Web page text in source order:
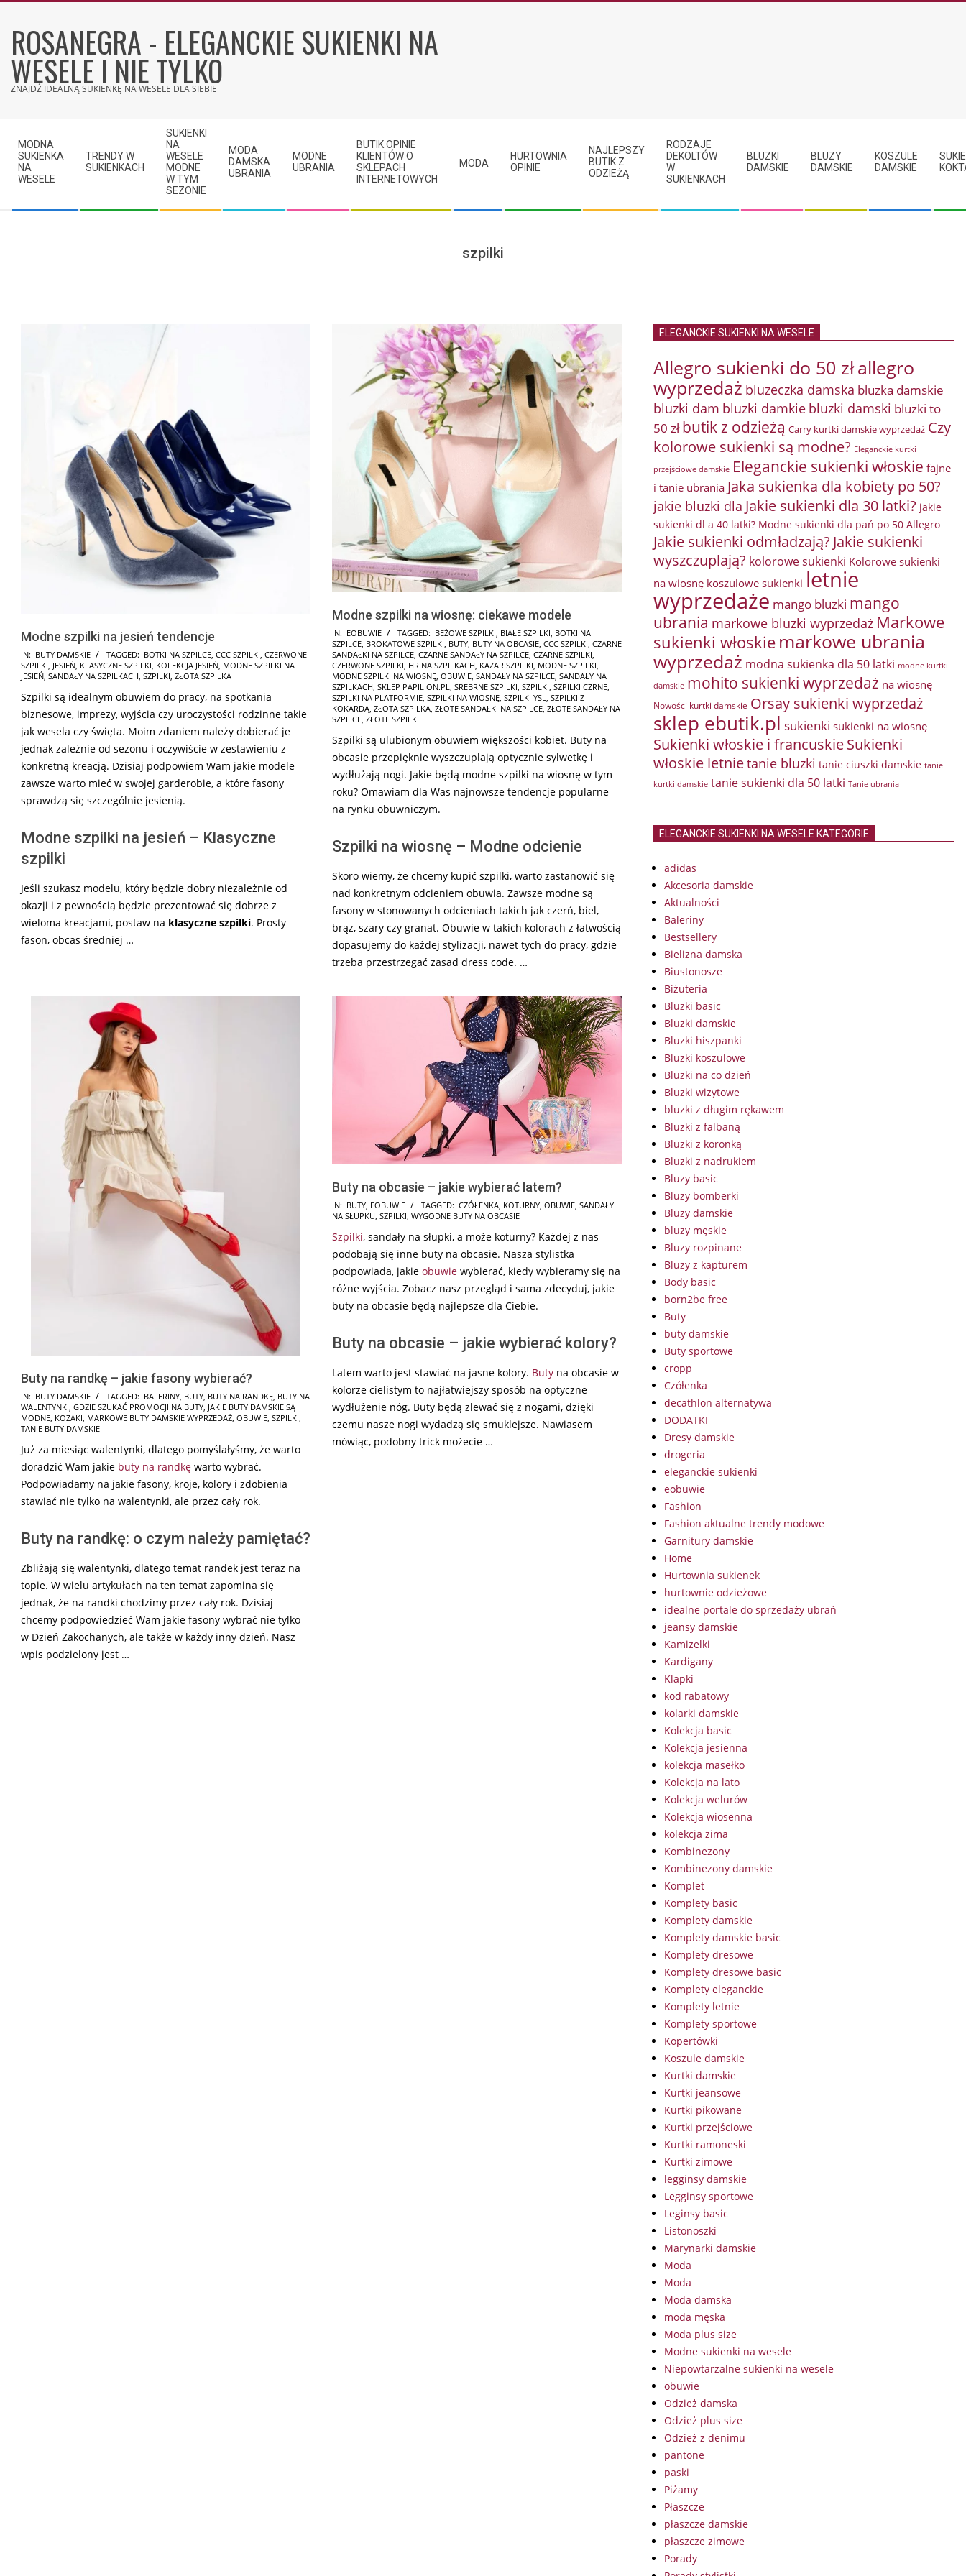
contentROSANEGRA - ELEGANCKIE SUKIENKI NA
WESELE I NIE TYLKO
ZNAJDŹ IDEALNĄ SUKIENKĘ NA WESELE DLA SIEBIE
Navigation
Menu
MODNA
SUKIENKA
NA
WESELE
TRENDY W
SUKIENKACH
SUKIENKI
NA
WESELE
MODNE
W TYM
SEZONIE
MODA
DAMSKA
UBRANIA
MODNE
UBRANIA
BUTIK OPINIE
KLIENTÓW O
SKLEPACH
INTERNETOWYCH
MODA
HURTOWNIA
OPINIE
NAJLEPSZY
BUTIK Z
ODZIEŻĄ
RODZAJE
DEKOLTÓW
W
SUKIENKACH
BLUZKI
DAMSKIE
BLUZY
DAMSKIE
KOSZULE
DAMSKIE
szpilki
Modne szpilki na jesień tendencje
2025-
07-
IN: BUTY DAMSKIE TAGGED: BOTKI NA SZPILCE, CCC SZPILKI, CZERWONE
SZPILKI, JESIEŃ, KLASYCZNE SZPILKI, KOLEKCJA JESIEŃ, MODNE SZPILKI NA
JESIEŃ, SANDAŁY NA SZPILKACH, SZPILKI, ZŁOTA SZPILKA
Szpilki są idealnym obuwiem do pracy, na spotkania
biznesowe, imprezy, wyjścia czy uroczystości rodzinne takie
jak wesela czy święta. Moim zdaniem należy dobierać je
jednak zależnie od sezonu i oczywiście w zestawieniu z
konkretną kreacją. Dzisiaj podpowiem Wam jakie modele
zawsze warto mieć w swojej garderobie, a które fasony
sprawdzą się szczególnie jesienią.
Modne szpilki na jesień – Klasyczne
szpilki
Jeśli szukasz modelu, który będzie dobry niezależnie od
okazji i z pewnością będzie prezentować się dobrze z
wieloma kreacjami, postaw na klasyczne szpilki. Prosty
fason, obcas średniej …
Modne szpilki na wiosnę: ciekawe modele
2025-
01-
27
IN: EOBUWIE TAGGED: BEŻOWE SZPILKI, BIAŁE SZPILKI, BOTKI NA
SZPILCE, BROKATOWE SZPILKI, BUTY, BUTY NA OBCASIE, CCC SZPILKI, CZARNE
SANDAŁKI NA SZPILCE, CZARNE SANDAŁY NA SZPILCE, CZARNE SZPILKI,
CZERWONE SZPILKI, HR NA SZPILKACH, KAZAR SZPILKI, MODNE SZPILKI,
MODNE SZPILKI NA WIOSNĘ, OBUWIE, SANDAŁY NA SZPILCE, SANDAŁY NA
SZPILKACH, SKLEP PAPILION.PL, SREBRNE SZPILKI, SZPILKI, SZPILKI CZRNE,
SZPILKI NA PLATFORMIE, SZPILKI NA WIOSNĘ, SZPILKI YSL, SZPILKI Z
KOKARDĄ, ZŁOTA SZPILKA, ZŁOTE SANDAŁKI NA SZPILCE, ZŁOTE SANDAŁY NA
SZPILCE, ZŁOTE SZPILKI
Szpilki są ulubionym obuwiem większości kobiet. Buty na
obcasie przepięknie wyszczuplają optycznie sylwetkę i
wydłużają nogi. Jakie będą modne szpilki na wiosnę w tym
roku? Omawiam dla Was najnowsze tendencje popularne
na rynku obuwniczym.
Szpilki na wiosnę – Modne odcienie
Skoro wiemy, że chcemy kupić szpilki, warto zastanowić się
nad konkretnym odcieniem obuwia. Zawsze modne są
fasony w stonowanych odcieniach takich jak czerń, biel,
brąz, szary czy granat. Obuwie w takich kolorach z łatwością
dopasujemy do każdej stylizacji, nawet tych do pracy, gdzie
trzeba przestrzegać zasad dress code. …
Buty na randkę – jakie fasony wybierać?
2024-
08-
11
IN: BUTY DAMSKIE TAGGED: BALERINY, BUTY, BUTY NA RANDKĘ, BUTY NA
WALENTYNKI, GDZIE SZUKAĆ PROMOCJI NA BUTY, JAKIE BUTY DAMSKIE SĄ
MODNE, KOZAKI, MARKOWE BUTY DAMSKIE WYPRZEDAŻ, OBUWIE, SZPILKI,
TANIE BUTY DAMSKIE
Już za miesiąc walentynki, dlatego pomyślałyśmy, że warto
doradzić Wam jakie buty na randkę warto wybrać.
Podpowiadamy na jakie fasony, kroje, kolory i zdobienia
stawiać nie tylko na walentynki, ale przez cały rok.
Buty na randkę: o czym należy pamiętać?
Zbliżają się walentynki, dlatego temat randek jest teraz na
topie. W wielu artykułach na ten temat zapomina się
jednak, że na randki chodzimy przez cały rok. Dzisiaj
chcemy podpowiedzieć Wam jakie fasony wybrać nie tylko
w Dzień Zakochanych, ale także w każdy inny dzień. Nasz
wpis podzielony jest …
Buty na obcasie – jakie wybierać latem?
2018-
08-
24
IN: BUTY EOBUWIE TAGGED: CZÓŁENKA KOTURNY OBUWIE SANDAŁY
NA SŁUPKU SZPILKI WYGODNE BUTY NA OBCASIE
Szpilki, sandały na słupki, a może koturny? Każdej z nas
podobają się inne buty na obcasie. Nasza stylistka
podpowiada, jakie obuwie wybierać, kiedy wybieramy się na
różne wyjścia. Zobacz nasz przegląd i sama zdecyduj, jakie
buty na obcasie będą najlepsze dla Ciebie.
Buty na obcasie – jakie wybierać kolory?
Latem warto jest stawiać na jasne kolory. Buty na obcasie w
kolorze cielistym to najłatwiejszy sposób na optyczne
wydłużenie nóg. Buty będą zlewać się z nogami, dzięki
czemu nasze nogi wydadzą się smuklejsze. Nawiasem
mówiąc, podobny trick możecie …
ELEGANCKIE SUKIENKI NA WESELE
Allegro sukienki do 50 złallegro
wyprzedaż bluzeczka damska bluzka damskie
bluzki dam bluzki damkie bluzki damski bluzki to
50 zł butik z odzieżą Carry kurtki damskie wyprzedaż Czy
kolorowe sukienki są modne? Eleganckie kurtki
przejściowe damskie Eleganckie sukienki włoskie fajne
i tanie ubrania Jaka sukienka dla kobiety po 50?
jakie bluzki dla Jakie sukienki dla 30 latki? jakie
sukienki dl a 40 latki? Modne sukienki dla pań po 50 Allegro
Jakie sukienki odmładzają? Jakie sukienki
wyszczuplają? kolorowe sukienki Kolorowe sukienki
na wiosnę koszulowe sukienki letnie
wyprzedaże mango bluzki mango
ubrania markowe bluzki wyprzedaż Markowe
sukienki włoskie markowe ubrania
wyprzedaż modna sukienka dla 50 latki modne kurtki
damskie mohito sukienki wyprzedaż na wiosnę
Nowości kurtki damskie Orsay sukienki wyprzedaż
sklep ebutik.pl sukienki sukienki na wiosnę
Sukienki włoskie i francuskieSukienki
włoskie letnietanie bluzki tanie ciuszki damskie tanie
kurtki damskie tanie sukienki dla 50 latki Tanie ubrania
ELEGANCKIE SUKIENKI NA WESELE KATEGORIE
adidas
Akcesoria damskie
Aktualności
Baleriny
Bestsellery
Bielizna damska
Biustonosze
Biżuteria
Bluzki basic
Bluzki damskie
Bluzki hiszpanki
Bluzki koszulowe
Bluzki na co dzień
Bluzki wizytowe
bluzki z długim rękawem
Bluzki z falbaną
Bluzki z koronką
Bluzki z nadrukiem
Bluzy basic
Bluzy bomberki
Bluzy damskie
bluzy męskie
Bluzy rozpinane
Bluzy z kapturem
Body basic
born2be free
Buty
buty damskie
Buty sportowe
cropp
Czółenka
decathlon alternatywa
DODATKI
Dresy damskie
drogeria
eleganckie sukienki
eobuwie
Fashion
Fashion aktualne trendy modowe
Garnitury damskie
Home
Hurtownia sukienek
hurtownie odzieżowe
idealne portale do sprzedaży ubrań
jeansy damskie
Kamizelki
Kardigany
Klapki
kod rabatowy
kolarki damskie
Kolekcja basic
Kolekcja jesienna
kolekcja masełko
Kolekcja na lato
Kolekcja welurów
Kolekcja wiosenna
kolekcja zima
Kombinezony
Kombinezony damskie
Komplet
Komplety basic
Komplety damskie
Komplety damskie basic
Komplety dresowe
Komplety dresowe basic
Komplety eleganckie
Komplety letnie
Komplety sportowe
Kopertówki
Koszule damskie
Kurtki damskie
Kurtki jeansowe
Kurtki pikowane
Kurtki przejściowe
Kurtki ramoneski
Kurtki zimowe
legginsy damskie
Legginsy sportowe
Leginsy basic
Listonoszki
Marynarki damskie
Moda
Moda
Moda damska
moda męska
Moda plus size
Modne sukienki na wesele
Niepowtarzalne sukienki na wesele
obuwie
Odzież damska
Odzież plus size
Odzież z denimu
pantone
paski
Piżamy
Płaszcze
płaszcze damskie
płaszcze zimowe
Porady